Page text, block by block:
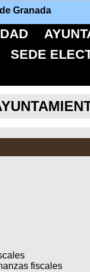
Granada
SEDE
fiscales